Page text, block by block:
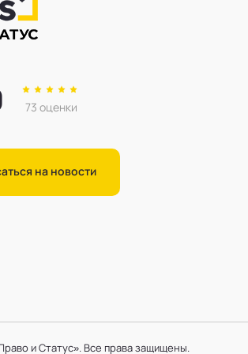
73 оценки
на новости
и Статус». Все права защищены.